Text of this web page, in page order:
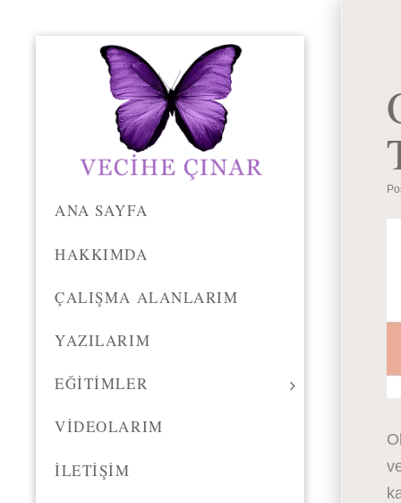
ANA SAYFA
HAKKIMDA
ÇALIŞMA ALANLARIM
YAZILARIM
EĞITIMLER
VIDEOLARIM
İLETIŞIM